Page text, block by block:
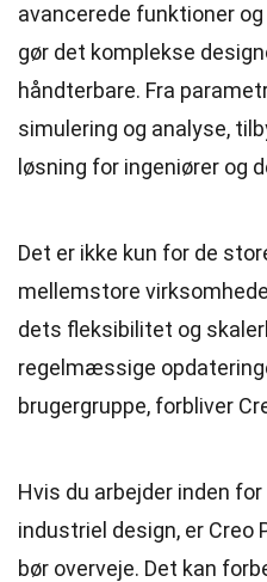
avancerede funktioner
gør det komplekse
håndterbare. Fra
simulering og analyse,
løsning for ingeniører og
Det er ikke kun for de
mellemstore
dets fleksibilitet og
regelmæssige
brugergruppe, forbliver
Hvis du arbejder inden
industriel design, er
bør overveje. Det kan